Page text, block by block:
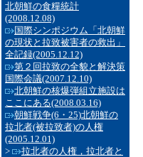
北朝鮮の食糧統計
(2008.12.08)
国際シンポジウム「北朝鮮
の現状と拉致被害者の救出」
全記録(2005.12.12)
第２回拉致の全貌と解決策
国際会議(2007.12.10)
北朝鮮の核爆弾組立施設は
ここにある(2008.03.16)
朝鮮戦争(6・25)北朝鮮の
拉北者(被拉致者)の人権
(2005.12.01)
>
拉北者の人権，拉北者と